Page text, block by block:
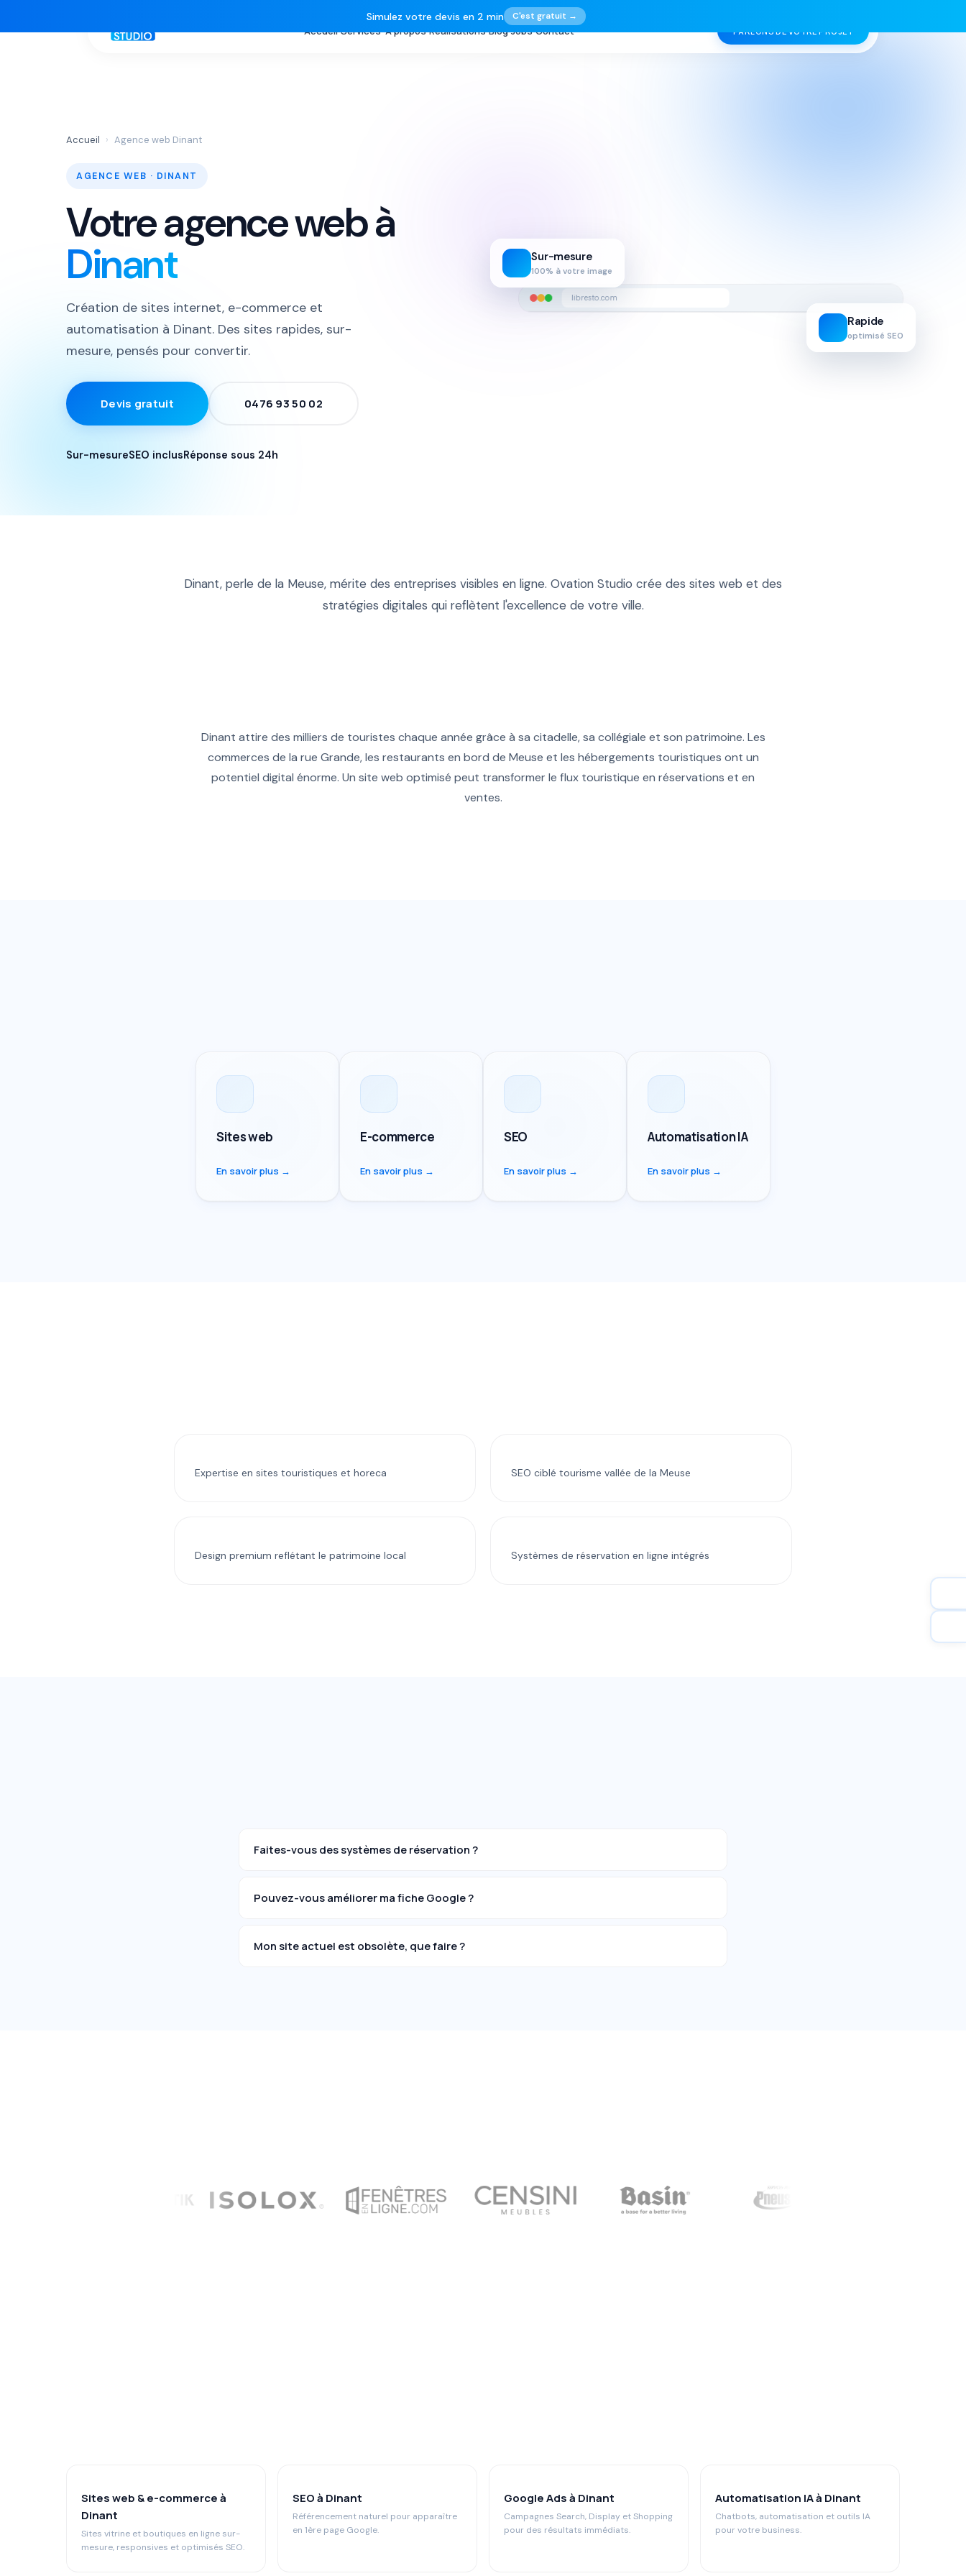
Simulez votre devis en 2 min C'est gratuit →
Accueil Services À propos Réalisations Blog Jobs Contact PARLONS DE VOTRE PROJET
Référencement naturel (SEO)
Contact
Accueil Agence web Dinant
AGENCE WEB · DINANT
Votre agence web à
Dinant
Création de sites internet, e-commerce et
automatisation à Dinant. Des sites rapides, sur-
mesure, pensés pour convertir.
Devis gratuit 0476 93 50 02
Sur-mesureSEO inclusRéponse sous 24h
libresto.com
Sur-mesure
100% à votre image
Rapide
optimisé SEO
Dinant, perle de la Meuse, mérite des entreprises visibles en ligne. Ovation Studio crée des sites web et des
stratégies digitales qui reflètent l'excellence de votre ville.
Dinant attire des milliers de touristes chaque année grâce à sa citadelle, sa collégiale et son patrimoine. Les
commerces de la rue Grande, les restaurants en bord de Meuse et les hébergements touristiques ont un
potentiel digital énorme. Un site web optimisé peut transformer le flux touristique en réservations et en
ventes.
Sites web
En savoir plus →
E-commerce
En savoir plus →
SEO
En savoir plus →
Automatisation IA
En savoir plus →
Expertise en sites touristiques et horeca SEO ciblé tourisme vallée de la Meuse
Design premium reflétant le patrimoine local Systèmes de réservation en ligne intégrés
Faites-vous des systèmes de réservation ?
Pouvez-vous améliorer ma fiche Google ?
Mon site actuel est obsolète, que faire ?
Sites web & e-commerce à
Dinant
Sites vitrine et boutiques en ligne sur-
mesure, responsives et optimisés SEO.
SEO à Dinant
Référencement naturel pour apparaître
en 1ère page Google.
Google Ads à Dinant
Campagnes Search, Display et Shopping
pour des résultats immédiats.
Automatisation IA à Dinant
Chatbots, automatisation et outils IA
pour votre business.